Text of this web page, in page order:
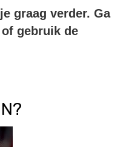
graag verder. Ga
of gebruik de